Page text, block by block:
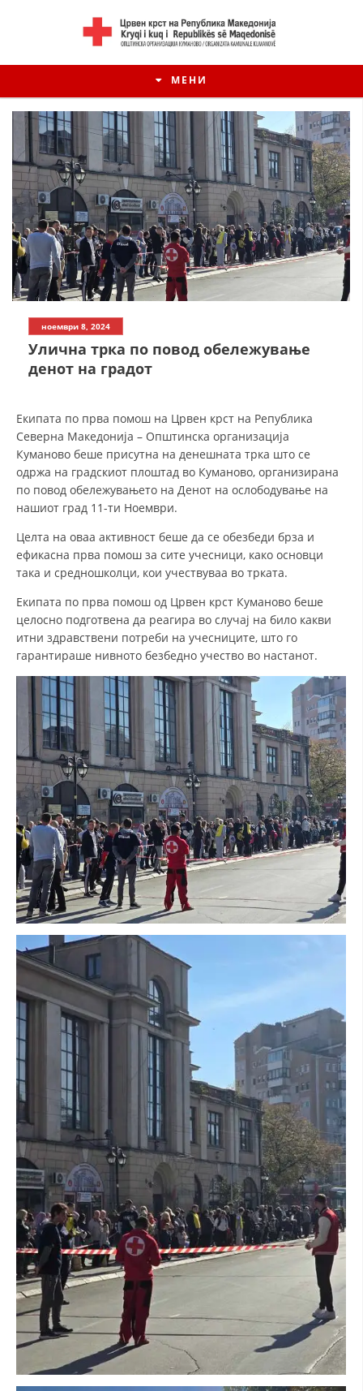
МЕНИ
ИСТОРИЈАТ НА ЦКРМ
ИСТОРИЈАТ НА ДВИЖЕЊЕТО
СТРУКТУРА И ОРГАНИЗАЦИОНА ПОСТАВЕНОСТ – ОПШТИНСКА
ОРГАНИЗАЦИЈА КУМАНОВО
ЗАКОН ЗА ЦКРМ
СТАТУТ НА ЦКРМ
ОРГАНИЗАЦИЈА И РАЗВОЈ
РАКОВОДЕН ОДБОР
СТРУКТУРА И ОРГАНИЗАЦИОНА ПОСТАВЕНОСТ
ДИСЕМИНАЦИЈА
MЕЃУНАРОДНО ХУМАНИТАРНО ПРАВО
ПРОМОЦИЈА НА ХУМАНИ ВРЕДНОСТИ
УПОТРЕБА И ЗАШТИТА НА АМБЛЕМОТ
СОЦИЈАЛНО ХУМАНИТАРНА ДЕЈНОСТ
КАКО ДА ДОНИРАТЕ
ПОДГОТВЕНОСТ И ДЕЈСТВО ПРИ КАТАСТРОФИ
ТИМ ЗА ОДГОВОР ПРИ КАТАСТРОФИ ПРИ ООЦК КУМАНОВО
ОДНОСИ СО ЈАВНОСТ
ИСТРАЖУВАЊЕ НА ЈАВНО МИСЛЕЊЕ
МЕЃУНАРОДНА СОРАБОТКА
ДОГОВОРИ
ЗНАЧЕЊЕ НА СЛУЖБАТА ЗА БАРАЊЕ
ФОРМУЛАРИ ЗА БАРАЊА
ЗДРАВСТВЕНО ПРЕВЕНТИВНА ДЕЈНОСТ
ПРВА ПОМОШ
КРВОДАРИТЕЛСТВО
ИНФОРМАЦИИ ЗА БОЛЕСТИ
ЗА НАС
ноември 8, 2024
Улична трка по повод обележување
денот на градот
Екипата по прва помош на Црвен крст на Република
Северна Македонија – Општинска организација
Куманово беше присутна на денешната трка што се
одржа на градскиот плоштад во Куманово, организирана
по повод обележувањето на Денот на ослободување на
нашиот град 11-ти Ноември.
Целта на оваа активност беше да се обезбеди брза и
ефикасна прва помош за сите учесници, како основци
така и средношколци, кои учествуваа во трката.
Екипата по прва помош од Црвен крст Куманово беше
целосно подготвена да реагира во случај на било какви
итни здравствени потреби на учесниците, што го
гарантираше нивното безбедно учество во настанот.